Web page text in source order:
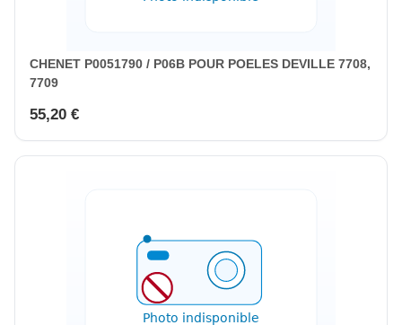
CHENET P0051790 / P06B POUR POELES DEVILLE 7708,
7709
55,20 €